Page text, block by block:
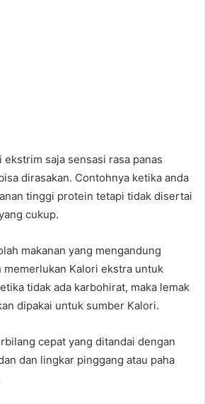
ekstrim saja sensasi rasa panas
dirasakan. Contohnya ketika anda
tinggi protein tetapi tidak disertai
cukup.
makanan yang mengandung
Kalori ekstra untuk
tidak ada karbohirat, maka lemak
dipakai untuk sumber Kalori.
cepat yang ditandai dengan
dan lingkar pinggang atau paha